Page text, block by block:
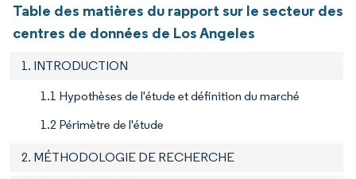
Table des matières du rapport sur le secteur des
centres de données de Los Angeles
1. INTRODUCTION
1.1 Hypothèses de l'étude et définition du marché
1.2 Périmètre de l'étude
2. MÉTHODOLOGIE DE RECHERCHE